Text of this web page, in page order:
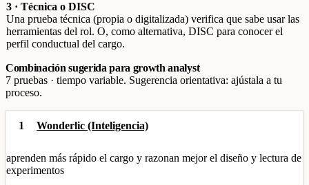
3 · Técnica o DISC
Una prueba técnica (propia o digitalizada) verifica que sabe usar las
herramientas del rol. O, como alternativa, DISC para conocer el
perfil conductual del cargo.
Combinación sugerida para growth analyst
7 pruebas · tiempo variable. Sugerencia orientativa: ajústala a tu
proceso.
1 Wonderlic (Inteligencia)
aprenden más rápido el cargo y razonan mejor el diseño y lectura de
experimentos